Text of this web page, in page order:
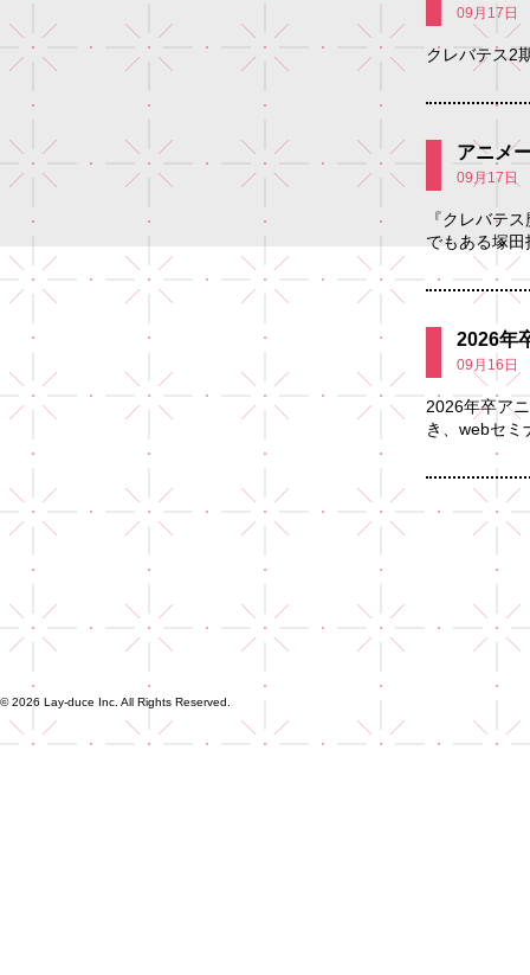
09月17日
クレバテス2
アニメ
09月17日
『クレバテ
でもある塚
2026年
09月16日
2026年卒ア
き、webセミ
© 2026 Lay-duce Inc. All Rights Reserved.